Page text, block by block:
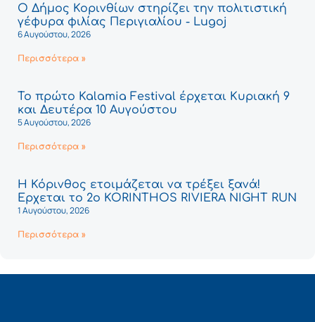
Ο Δήμος Κορινθίων στηρίζει την πολιτιστική
γέφυρα φιλίας Περιγιαλίου - Lugoj
6 Αυγούστου, 2026
Περισσότερα »
Το πρώτο Kalamia Festival έρχεται Κυριακή 9
και Δευτέρα 10 Αυγούστου
5 Αυγούστου, 2026
Περισσότερα »
Η Κόρινθος ετοιμάζεται να τρέξει ξανά!
Έρχεται το 2ο KORINTHOS RIVIERA NIGHT RUN
1 Αυγούστου, 2026
Περισσότερα »